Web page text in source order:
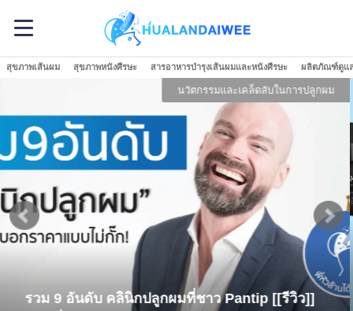
สุขภาพเส้นผม สุขภาพหนังศีรษะ สารอาหารบำรุงเส้นผมและหนังศีรษะ ผลิตภัณฑ์ดูแล
ผลิตภัณฑ์ดูแลเส้นผมและหนังศีรษะ
มารู้จักกับ 8 เซรั่ม ที่ชาว Pantip นิยมใช้
บำรุง+ปลูกผมกัน ใช่ Nutri Hair Serum หรือ